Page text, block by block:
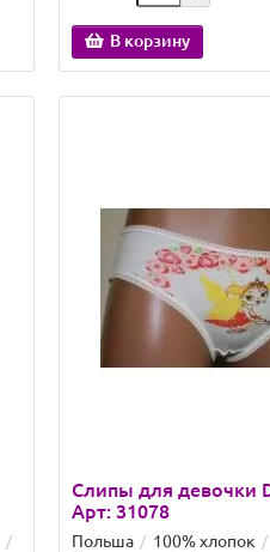
В корзину
Слипы для девочки
Арт: 31078
Польша 100% хлопок